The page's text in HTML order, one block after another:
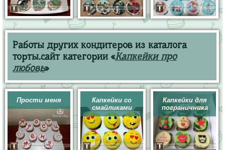
Работы других кондитеров из каталога
торты.сайт категории «Капкейки про
любовь»
Прости меня
Капкейки со
смайликами
Капкейки для
пограничника